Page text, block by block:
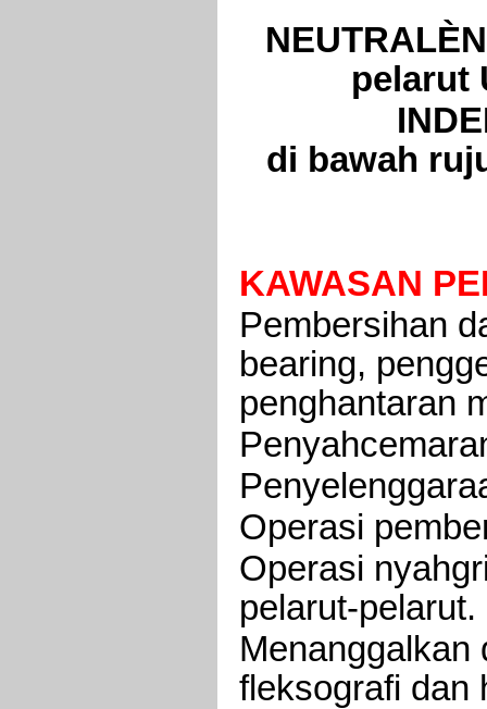
pelarut
di bawah
KAWASAN
Pembersihan
bearing,
penghantaran
Operasi
Operasi
pelarut-pelarut.
Menanggalkan
fleksografi dan